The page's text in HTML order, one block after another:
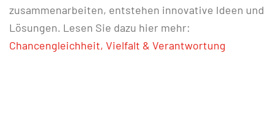
zusammenarbeiten, entstehen innovative Ideen und
Lösungen. Lesen Sie dazu hier mehr:
Chancengleichheit, Vielfalt & Verantwortung